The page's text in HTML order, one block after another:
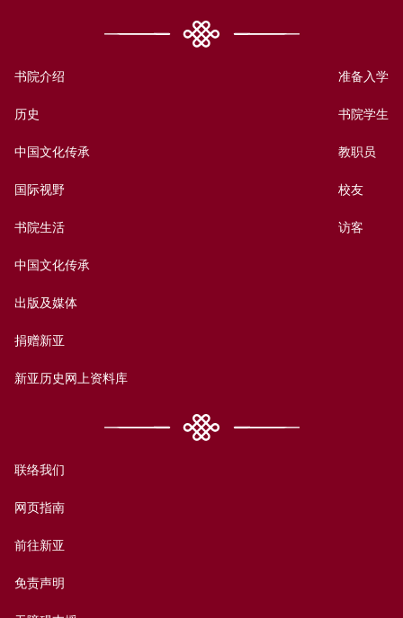
书院介绍
历史
中国文化传承
国际视野
书院生活
中国文化传承
出版及媒体
捐赠新亚
新亚历史网上资料库
准备入学
书院学生
教职员
校友
访客
联络我们
网页指南
前往新亚
免责声明